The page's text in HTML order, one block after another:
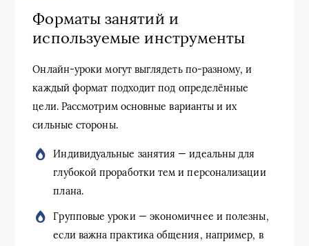
Форматы занятий и
используемые инструменты
Онлайн-уроки могут выглядеть по-разному, и
каждый формат подходит под определённые
цели. Рассмотрим основные варианты и их
сильные стороны.
Индивидуальные занятия — идеальны для
глубокой проработки тем и персонализации
плана.
Групповые уроки — экономичнее и полезны,
если важна практика общения, например, в